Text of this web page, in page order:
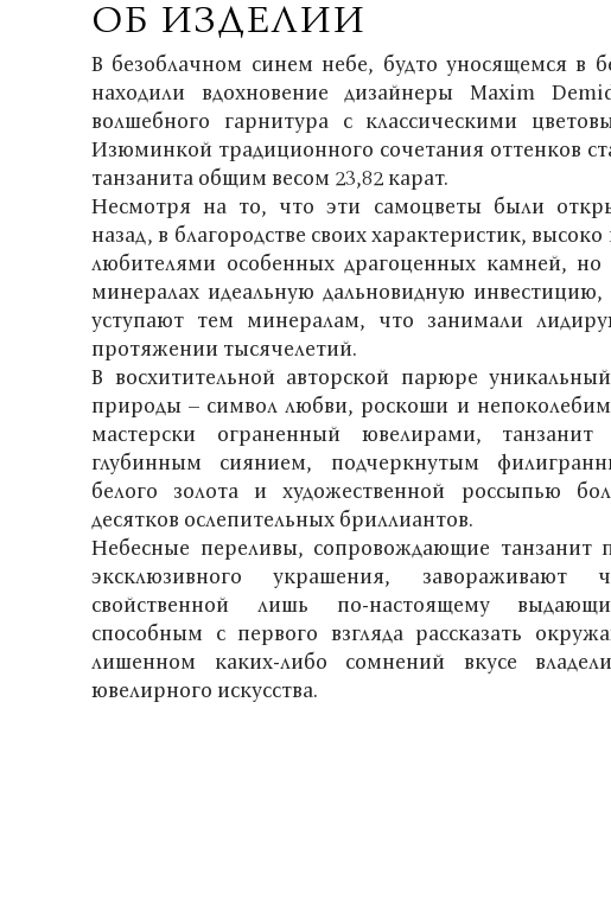
ОБ ИЗДЕЛИИ
В безоблачном синем небе, будто уносящемся в
находили вдохновение дизайнеры Maxim
волшебного гарнитура с классическими
Изюминкой традиционного сочетания оттенков
танзанита общим весом 23,82 карат.
Несмотря на то, что эти самоцветы были
назад, в благородстве своих характеристик,
любителями особенных драгоценных камней,
минералах идеальную дальновидную
уступают тем минералам, что занимали
протяжении тысячелетий.
В восхитительной авторской парюре
природы – символ любви, роскоши и
мастерски ограненный ювелирами, танзанит
глубинным сиянием, подчеркнутым
белого золота и художественной россыпью
десятков ослепительных бриллиантов.
Небесные переливы, сопровождающие танзанит
эксклюзивного украшения, завораживают
свойственной лишь по-настоящему
способным с первого взгляда рассказать
лишенном каких-либо сомнений вкусе
ювелирного искусства.